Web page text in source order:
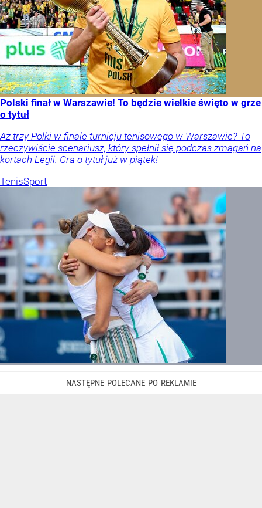
Polski finał w Warszawie! To będzie wielkie święto w grze
o tytuł
Aż trzy Polki w finale turnieju tenisowego w Warszawie? To
rzeczywiście scenariusz, który spełnił się podczas zmagań na
kortach Legii. Gra o tytuł już w piątek!
TenisSport